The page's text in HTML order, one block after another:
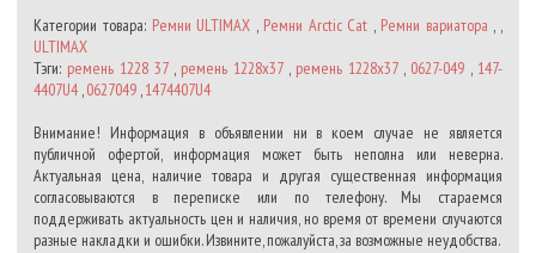
Категории товара: Ремни ULTIMAX , Ремни Arctic Cat , Ремни вариатора , ,
ULTIMAX
Тэги: ремень 1228 37, ремень 1228x37, ремень 1228х37, 0627-049 , 147-
4407U4,0627049 ,1474407U4
Внимание! Информация в объявлении ни в коем случае не является
публичной офертой, информация может быть неполна или неверна.
Актуальная цена, наличие товара и другая существенная информация
согласовываются в переписке или по телефону. Мы стараемся
поддерживать актуальность цен и наличия, но время от времени случаются
разные накладки и ошибки. Извините, пожалуйста, за возможные неудобства.